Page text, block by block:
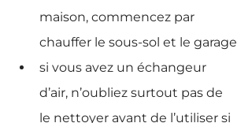
maison, commencez par
chauffer le sous-sol et le garage
si vous avez un échangeur
d’air, n’oubliez surtout pas de
le nettoyer avant de l’utiliser si